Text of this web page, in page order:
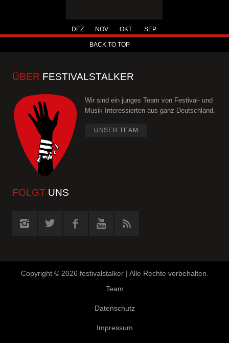
DEZ. NOV. OKT. SEP.
BACK TO TOP
ÜBER FESTIVALSTALKER
Wir sind ein junges Team von Festival- und
Musik Interessierten aus ganz Deutschland.
UNSER TEAM
FOLGT UNS
Copyright © 2026 festivalstalker | Alle Rechte vorbehalten.
Team
Datenschutz
Impressum